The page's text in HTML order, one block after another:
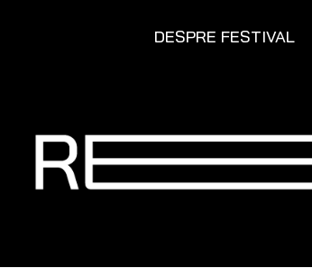
DESPRE FESTIVAL